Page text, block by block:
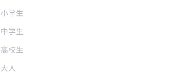
小学生
中学生
高校生
大人